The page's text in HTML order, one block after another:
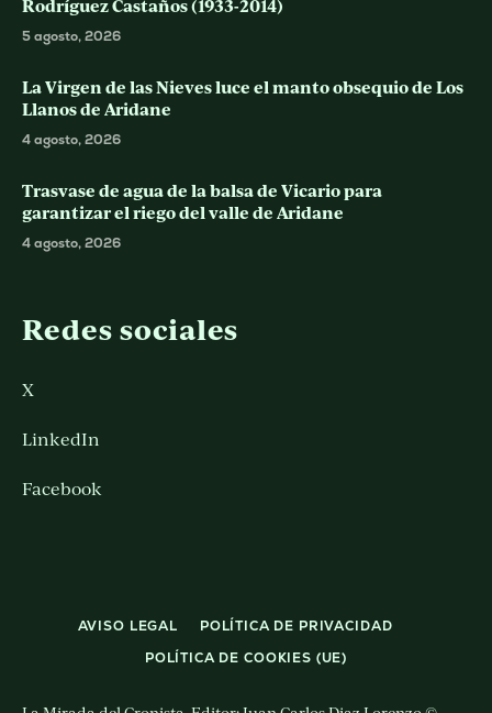
Rodríguez Castaños (1933-2014)
5 agosto, 2026
La Virgen de las Nieves luce el manto obsequio de Los
Llanos de Aridane
4 agosto, 2026
Trasvase de agua de la balsa de Vicario para
garantizar el riego del valle de Aridane
4 agosto, 2026
Redes sociales
X
LinkedIn
Facebook
AVISO LEGAL
POLÍTICA DE PRIVACIDAD
POLÍTICA DE COOKIES (UE)